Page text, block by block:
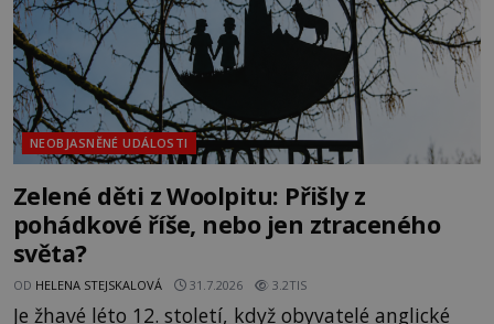
NEOBJASNĚNÉ UDÁLOSTI
Zelené děti z Woolpitu: Přišly z
pohádkové říše, nebo jen ztraceného
světa?
OD HELENA STEJSKALOVÁ 31.7.2026 3.2TIS
Je žhavé léto 12. století, když obyvatelé anglické